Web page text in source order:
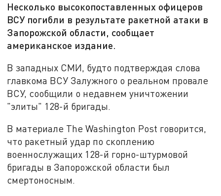
Несколько высокопоставленных офицеров
ВСУ погибли в результате ракетной атаки в
Запорожской области, сообщает
американское издание.
В западных СМИ, будто подтверждая слова
главкома ВСУ Залужного о реальном провале
ВСУ, сообщили о недавнем уничтожении
"элиты" 128-й бригады.
В материале The Washington Post говорится,
что ракетный удар по скоплению
военнослужащих 128-й горно-штурмовой
бригады в Запорожской области был
смертоносным.